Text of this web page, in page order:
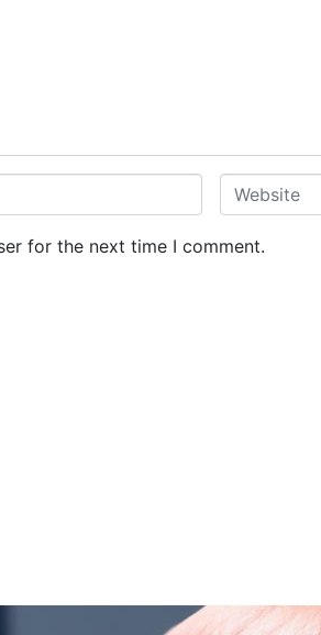
W
e
b
for the next time I comment.